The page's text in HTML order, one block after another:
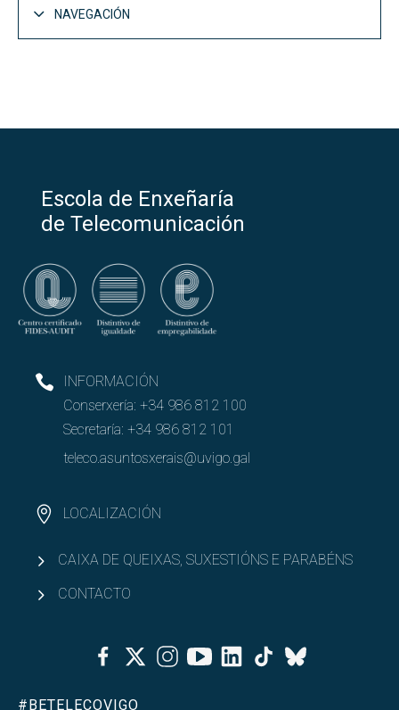
NAVEGACIÓN
Escola de Enxeñaría
de Telecomunicación
INFORMACIÓN
Conserxería: +34 986 812 100
Secretaría: +34 986 812 101
teleco.asuntosxerais@uvigo.gal
LOCALIZACIÓN
CAIXA DE QUEIXAS, SUXESTIÓNS E PARABÉNS
CONTACTO
FacebookTwitterInstagramYoutubeLinkedinTiktok
Bluesky
#BETELECOVIGO